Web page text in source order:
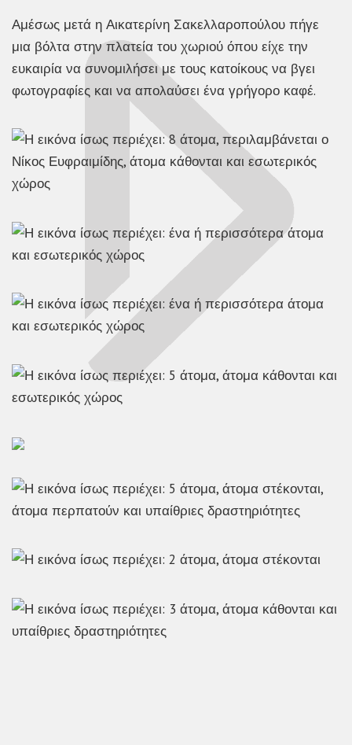
Αμέσως μετά η Αικατερίνη Σακελλαροπούλου πήγε
μια βόλτα στην πλατεία του χωριού όπου είχε την
ευκαιρία να συνομιλήσει με τους κατοίκους να βγει
φωτογραφίες και να απολαύσει ένα γρήγορο καφέ.